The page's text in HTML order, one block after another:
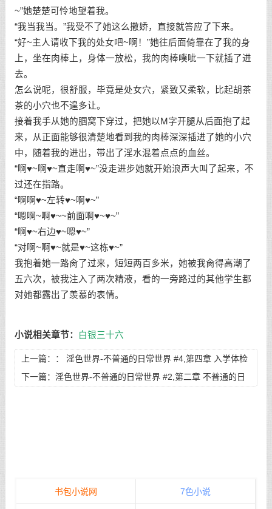
~”她楚楚可怜地望着我。
“我当我当。”我受不了她这么撒娇，直接就答应了下来。
“好~主人请收下我的处女吧~啊！”她往后面倚靠在了我的身
上，坐在肉棒上，身体一放松，我的肉棒噗呲一下就插了进
去。
怎么说呢，很舒服，毕竟是处女穴，紧致又柔软，比起胡茶
茶的小穴也不遑多让。
接着我手从她的腘窝下穿过，把她以M字开腿从后面抱了起
来，从正面能够很清楚地看到我的肉棒深深插进了她的小穴
中，随着我的进出，带出了淫水混着点点的血丝。
“啊♥~啊♥~直走啊♥~”没走进步她就开始浪声大叫了起来，不
过还在指路。
“啊啊♥~左转♥~啊♥~”
“嗯啊~啊♥~~前面啊♥~♥~”
“啊♥~右边♥~嗯♥~”
“对啊~啊♥~就是♥~这栋♥~”
我抱着她一路肏了过来，短短两百多米，她被我肏得高潮了
五六次，被我注入了两次精液，看的一旁路过的其他学生都
对她都露出了羡慕的表情。
小说相关章节： 白银三十六
上一篇：： 淫色世界-不普通的日常世界 #4,第四章 入学体检
（下）
下一篇： 淫色世界-不普通的日常世界 #2,第二章 不普通的日
书包小说网 7色小说